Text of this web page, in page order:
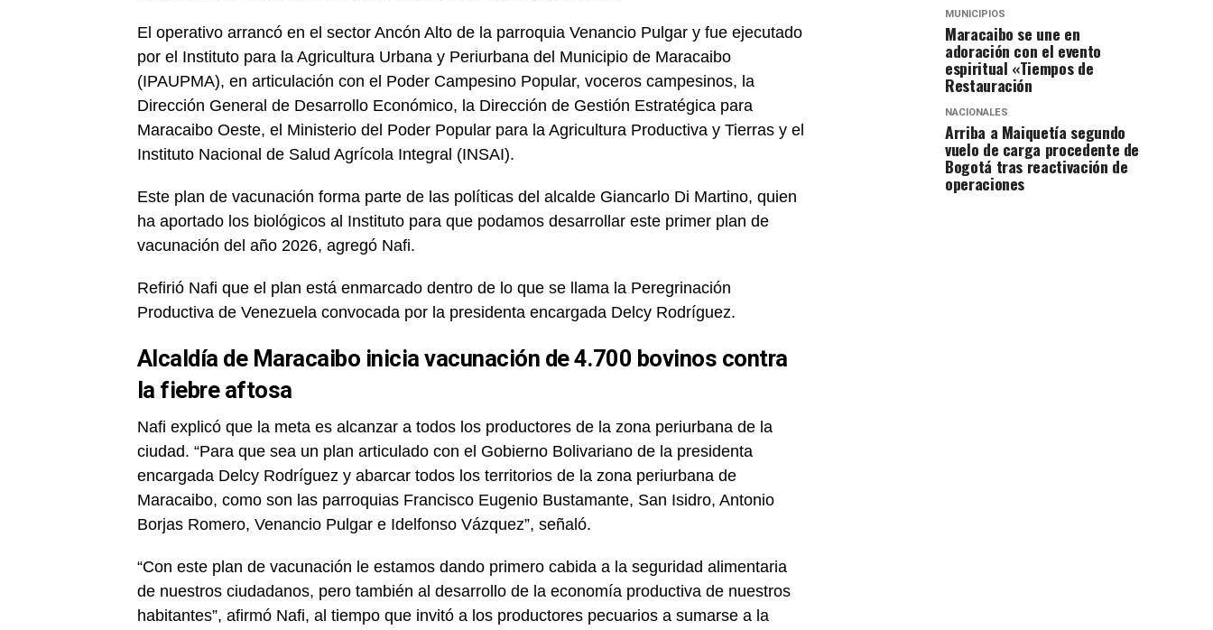
El operativo arrancó en el sector Ancón Alto de la parroquia Venancio Pulgar y fue ejecutado
por el Instituto para la Agricultura Urbana y Periurbana del Municipio de Maracaibo
(IPAUPMA), en articulación con el Poder Campesino Popular, voceros campesinos, la
Dirección General de Desarrollo Económico, la Dirección de Gestión Estratégica para
Maracaibo Oeste, el Ministerio del Poder Popular para la Agricultura Productiva y Tierras y el
Instituto Nacional de Salud Agrícola Integral (INSAI).
Este plan de vacunación forma parte de las políticas del alcalde Giancarlo Di Martino, quien
ha aportado los biológicos al Instituto para que podamos desarrollar este primer plan de
vacunación del año 2026, agregó Nafi.
Refirió Nafi que el plan está enmarcado dentro de lo que se llama la Peregrinación
Productiva de Venezuela convocada por la presidenta encargada Delcy Rodríguez.
Alcaldía de Maracaibo inicia vacunación de 4.700 bovinos contra
la fiebre aftosa
Nafi explicó que la meta es alcanzar a todos los productores de la zona periurbana de la
ciudad. “Para que sea un plan articulado con el Gobierno Bolivariano de la presidenta
encargada Delcy Rodríguez y abarcar todos los territorios de la zona periurbana de
Maracaibo, como son las parroquias Francisco Eugenio Bustamante, San Isidro, Antonio
Borjas Romero, Venancio Pulgar e Idelfonso Vázquez”, señaló.
“Con este plan de vacunación le estamos dando primero cabida a la seguridad alimentaria
de nuestros ciudadanos, pero también al desarrollo de la economía productiva de nuestros
habitantes”, afirmó Nafi, al tiempo que invitó a los productores pecuarios a sumarse a la
MUNICIPIOS
Maracaibo se une en
adoración con el evento
espiritual «Tiempos de
Restauración
NACIONALES
Arriba a Maiquetía segundo
vuelo de carga procedente de
Bogotá tras reactivación de
operaciones